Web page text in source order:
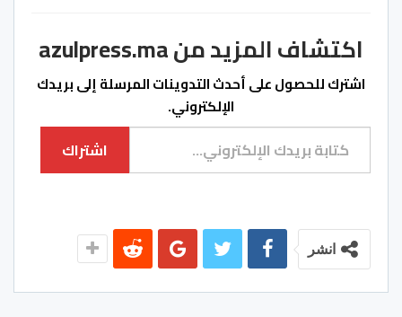
اكتشاف المزيد من azulpress.ma
اشترك للحصول على أحدث التدوينات المرسلة إلى بريدك
الإلكتروني.
كتابة بريدك الإلكتروني...
اشتراك
انشر